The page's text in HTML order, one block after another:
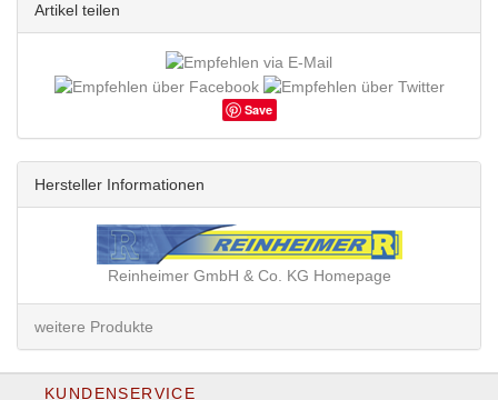
Artikel teilen
Save
Hersteller Informationen
Reinheimer GmbH & Co. KG Homepage
weitere Produkte
KUNDENSERVICE